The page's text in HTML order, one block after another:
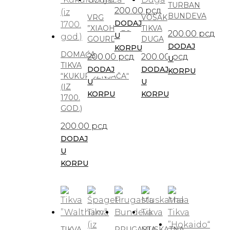
DOMAĆA
TIKVA
“KUKURUZNJAČA“
(IZ
1700.
GOD.)
200.00 рсд
DODAJ
U
KORPU
VRG
”XIAOHULU
GOURD“
200.00 рсд
DODAJ
U
KORPU
200.00 рсд
DODAJ
U
KORPU
VOSAK
TIKVA
DUGA
200.00 рсд
DODAJ
U
KORPU
TURBAN
BUNDEVA
200.00 рсд
DODAJ
U
KORPU